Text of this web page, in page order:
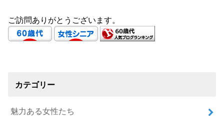
ご訪問ありがとうございます。
カテゴリー
魅力ある女性たち